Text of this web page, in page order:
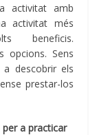
activitat amb
activitat més
beneficis.
opcions. Sens
a descobrir els
prestar-los
per a practicar